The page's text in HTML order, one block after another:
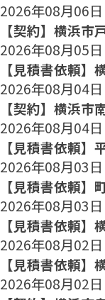
2026年08月06日
【契約】横浜市
2026年08月05日
【見積書依頼】
2026年08月04日
【契約】横浜市
2026年08月04日
【見積書依頼】
2026年08月03日
【見積書依頼】
2026年08月03日
【見積書依頼】
2026年08月02日
【見積書依頼】
2026年08月02日